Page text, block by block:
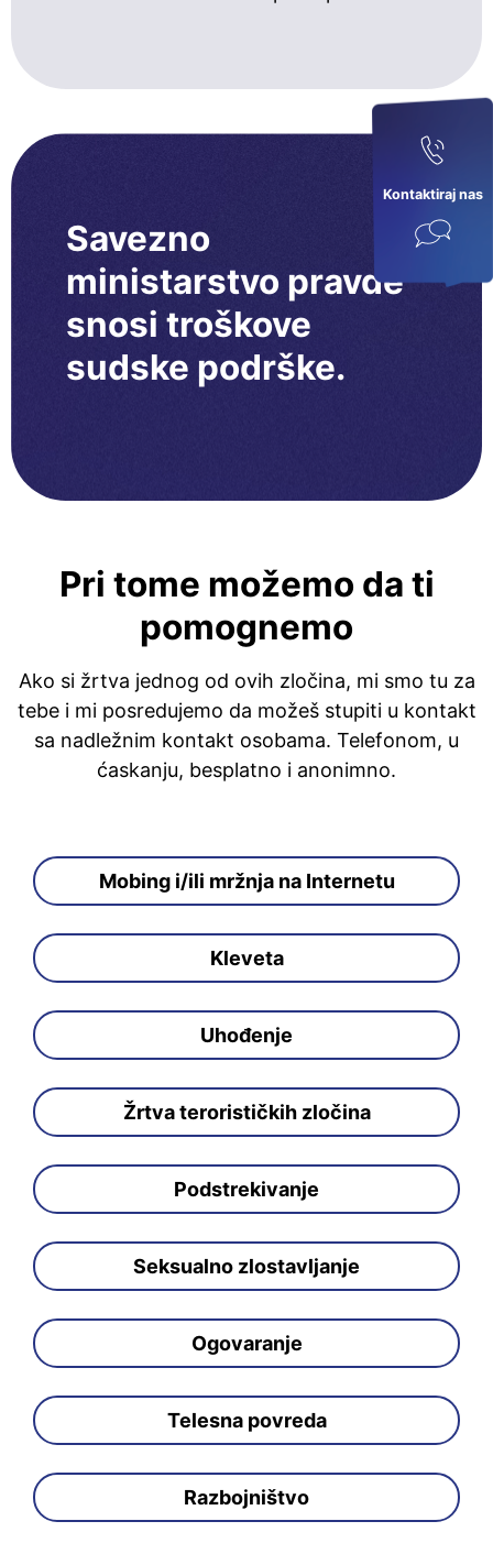
Kontaktiraj nas
Savezno
ministarstvo pravde
snosi troškove
sudske podrške.
Pri tome možemo da ti
pomognemo
Ako si žrtva jednog od ovih zločina, mi smo tu za
tebe i mi posredujemo da možeš stupiti u kontakt
sa nadležnim kontakt osobama. Telefonom, u
ćaskanju, besplatno i anonimno.
Mobing i/ili mržnja na Internetu
Kleveta
Uhođenje
Žrtva terorističkih zločina
Podstrekivanje
Seksualno zlostavljanje
Ogovaranje
Telesna povreda
Razbojništvo